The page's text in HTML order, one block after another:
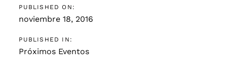
PUBLISHED ON:
noviembre 18, 2016
PUBLISHED IN:
Próximos Eventos